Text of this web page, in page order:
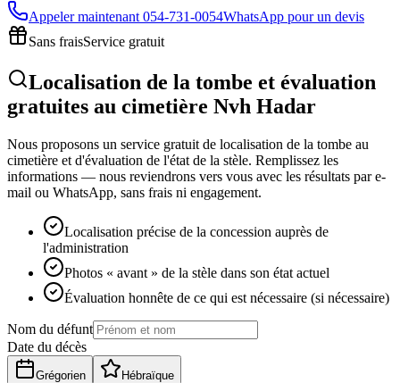
Appeler maintenant 054-731-0054WhatsApp pour un devis
Sans fraisService gratuit
Localisation de la tombe et évaluation
gratuites au cimetière Nvh Hadar
Nous proposons un service gratuit de localisation de la tombe au
cimetière et d'évaluation de l'état de la stèle. Remplissez les
informations — nous reviendrons vers vous avec les résultats par e-
mail ou WhatsApp, sans frais ni engagement.
Localisation précise de la concession auprès de
l'administration
Photos « avant » de la stèle dans son état actuel
Évaluation honnête de ce qui est nécessaire (si nécessaire)
Nom du défunt
Date du décès
Grégorien Hébraïque